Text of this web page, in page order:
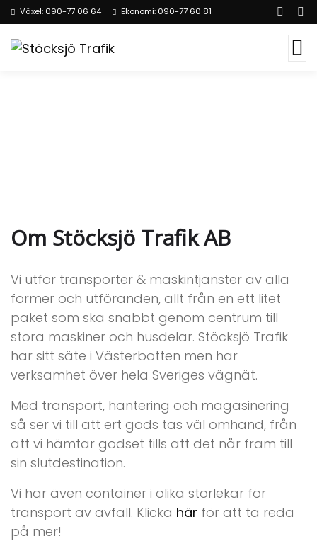
Växel: 090-77 06 64 Ekonomi: 090-77 60 81
Om Stöcksjö Trafik AB
Vi utför transporter & maskintjänster av alla
former och utföranden, allt från en ett litet
paket som ska snabbt genom centrum till
stora maskiner och husdelar. Stöcksjö Trafik
har sitt säte i Västerbotten men har
verksamhet över hela Sveriges vägnät.
Med transport, hantering och magasinering
så ser vi till att ert gods tas väl omhand, från
att vi hämtar godset tills att det når fram till
sin slutdestination.
Vi har även container i olika storlekar för
transport av avfall. Klicka här för att ta reda
på mer!